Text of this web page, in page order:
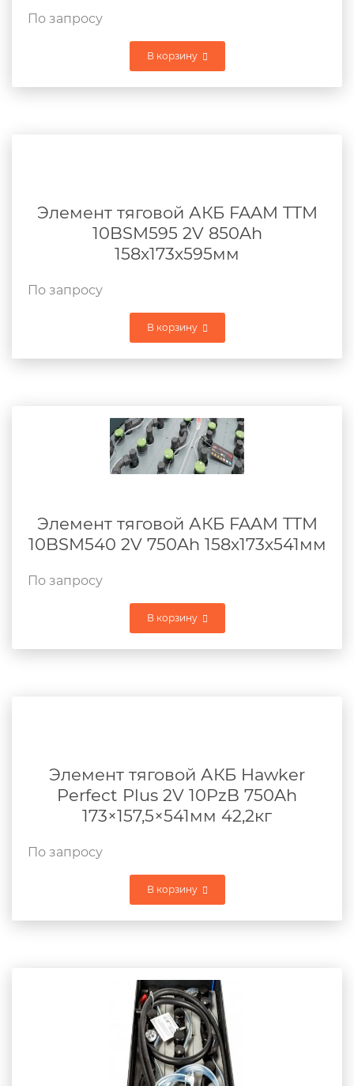
По запросу
В корзину
Элемент тяговой АКБ FAAM TTM
10BSM595 2V 850Ah
158x173x595мм
По запросу
В корзину
Элемент тяговой АКБ FAAM TTM
10BSM540 2V 750Ah 158x173x541мм
По запросу
В корзину
Элемент тяговой АКБ Hawker
Perfect Plus 2V 10PzB 750Ah
173×157,5×541мм 42,2кг
По запросу
В корзину